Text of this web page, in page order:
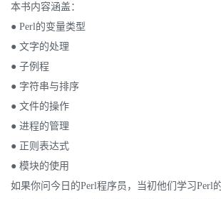
本书内容涵盖：
● Perl的变量类型
● 文字的处理
● 子例程
● 字符串与排序
● 文件的操作
● 进程的管理
● 正则表达式
● 模块的使用
如果你问今日的Perl程序员，当初他们学习Perl